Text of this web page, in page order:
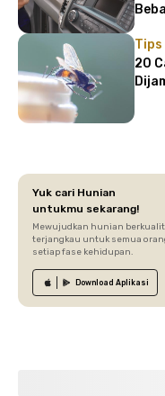
20
Yuk cari Hunian
untukmu sekarang!
Mewujudkan hunian
terjangkau untuk semua
setiap fase kehidupan.
Download Aplikasi